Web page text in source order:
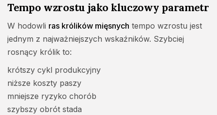
Tempo wzrostu jako kluczowy parametr
W hodowli ras królików mięsnych tempo wzrostu jest
jednym z najważniejszych wskaźników. Szybciej
rosnący królik to:
krótszy cykl produkcyjny
niższe koszty paszy
mniejsze ryzyko chorób
szybszy obrót stada